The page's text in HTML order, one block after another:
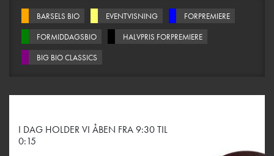
BARSELS BIO EVENTVISNING
FORPREMIERE
FORMIDDAGSBIO
HALVPRIS FORPREMIERE
BIG BIO CLASSICS
I DAG HOLDER VI ÅBEN FRA 9:30 TIL
0:15